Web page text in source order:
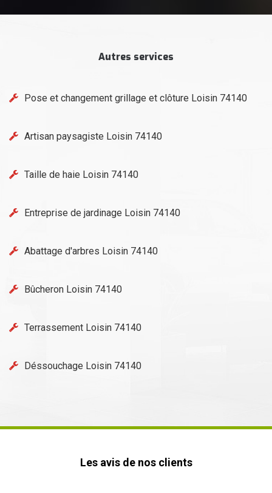
Autres services
Pose et changement grillage et clôture Loisin 74140
Artisan paysagiste Loisin 74140
Taille de haie Loisin 74140
Entreprise de jardinage Loisin 74140
Abattage d'arbres Loisin 74140
Bûcheron Loisin 74140
Terrassement Loisin 74140
Déssouchage Loisin 74140
Les avis de nos clients